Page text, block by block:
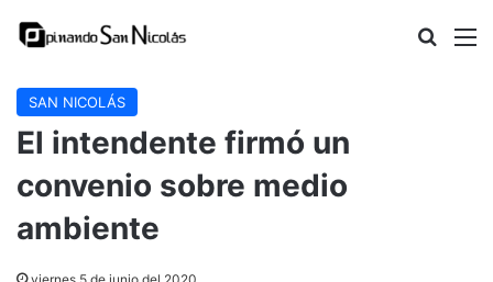
Buscar
SAN NICOLÁS
El intendente firmó un
convenio sobre medio
ambiente